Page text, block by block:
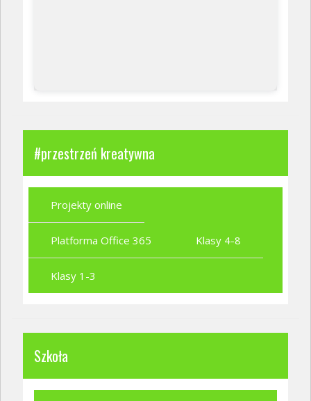
#przestrzeń kreatywna
Projekty online
Platforma Office 365 Klasy 4-8
Klasy 1-3
Szkoła